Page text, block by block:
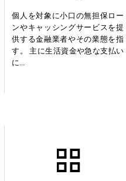
個人を対象に小口の無担保ロー
ンやキャッシングサービスを提
供する金融業者やその業態を指
す。 主に生活資金や急な支払い
に...